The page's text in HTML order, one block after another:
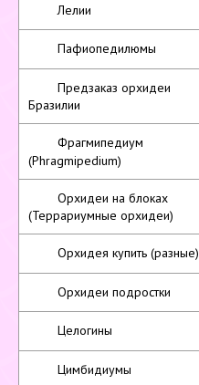
Лелии
Пафиопедилюмы
Предзаказ орхидеи
Бразилии
Фрагмипедиум
(Phragmipedium)
Орхидеи на блоках
(Террариумные орхидеи)
Орхидея купить (разные)
Орхидеи подростки
Целогины
Цимбидиумы